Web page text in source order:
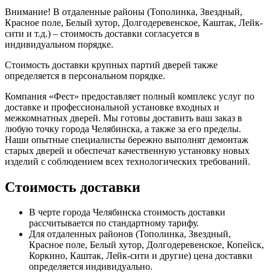
Внимание! В отдаленные районы (Тополинка, Звездный,
Красное поле, Белый хутор, Долгодеревенское, Каштак, Лейк-
сити и т.д.) – стоимость доставки согласуется в
индивидуальном порядке.
Стоимость доставки крупных партий дверей также
определяется в персональном порядке.
Компания «Фест» предоставляет полный комплекс услуг по
доставке и профессиональной установке входных и
межкомнатных дверей. Мы готовы доставить ваш заказ в
любую точку города Челябинска, а также за его пределы.
Наши опытные специалисты бережно выполнят демонтаж
старых дверей и обеспечат качественную установку новых
изделий с соблюдением всех технологических требований.
Стоимость доставки
В черте города Челябинска стоимость доставки
рассчитывается по стандартному тарифу.
Для отдаленных районов (Тополинка, Звездный,
Красное поле, Белый хутор, Долгодеревенское, Копейск,
Коркино, Каштак, Лейк-сити и другие) цена доставки
определяется индивидуально.